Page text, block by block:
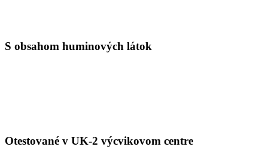
S obsahom huminových látok
Otestované v UK-2 výcvikovom centre